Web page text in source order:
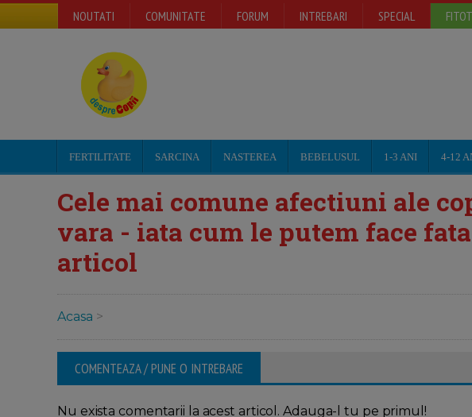
NOUTATI COMUNITATE FORUM INTREBARI SPECIAL
FERTILITATE SARCINA NASTEREA BEBELUSUL 1-3 ANI 4-12
Cele mai comune afectiuni ale
vara - iata cum le putem face
articol
Acasa >
COMENTEAZA / PUNE O INTREBARE
Nu exista comentarii la acest articol. Adauga-l tu pe primul!